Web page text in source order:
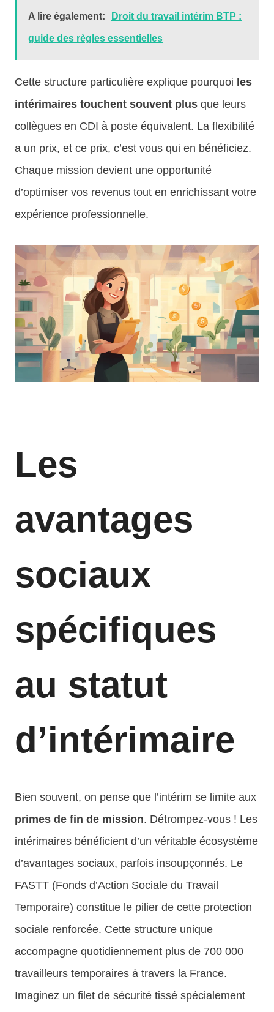
A lire également: Droit du travail intérim BTP :
guide des règles essentielles
Cette structure particulière explique pourquoi les
intérimaires touchent souvent plus que leurs
collègues en CDI à poste équivalent. La flexibilité
a un prix, et ce prix, c’est vous qui en bénéficiez.
Chaque mission devient une opportunité
d’optimiser vos revenus tout en enrichissant votre
expérience professionnelle.
Les
avantages
sociaux
spécifiques
au statut
d’intérimaire
Bien souvent, on pense que l’intérim se limite aux
primes de fin de mission. Détrompez-vous ! Les
intérimaires bénéficient d’un véritable écosystème
d’avantages sociaux, parfois insoupçonnés. Le
FASTT (Fonds d’Action Sociale du Travail
Temporaire) constitue le pilier de cette protection
sociale renforcée. Cette structure unique
accompagne quotidiennement plus de 700 000
travailleurs temporaires à travers la France.
Imaginez un filet de sécurité tissé spécialement